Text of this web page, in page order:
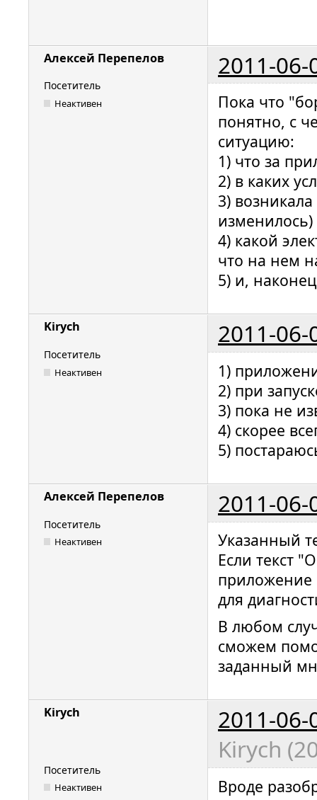
Алексей Перепелов 2011-06-
Посетитель
Неактивен
Пока что
понятно, с
ситуацию:
1) что за
2) в каких
3)
изменилось)
4) какой
что на нем
5) и,
Kirych 2011-06-
Посетитель
Неактивен
1)
2) при
3) пока не
4) скорее
5)
Алексей Перепелов 2011-06-
Посетитель
Неактивен
Указанный
Если текст
приложение
для
В любом
сможем
заданный
Kirych
2011-06-
Kirych
Посетитель
Неактивен
Вроде